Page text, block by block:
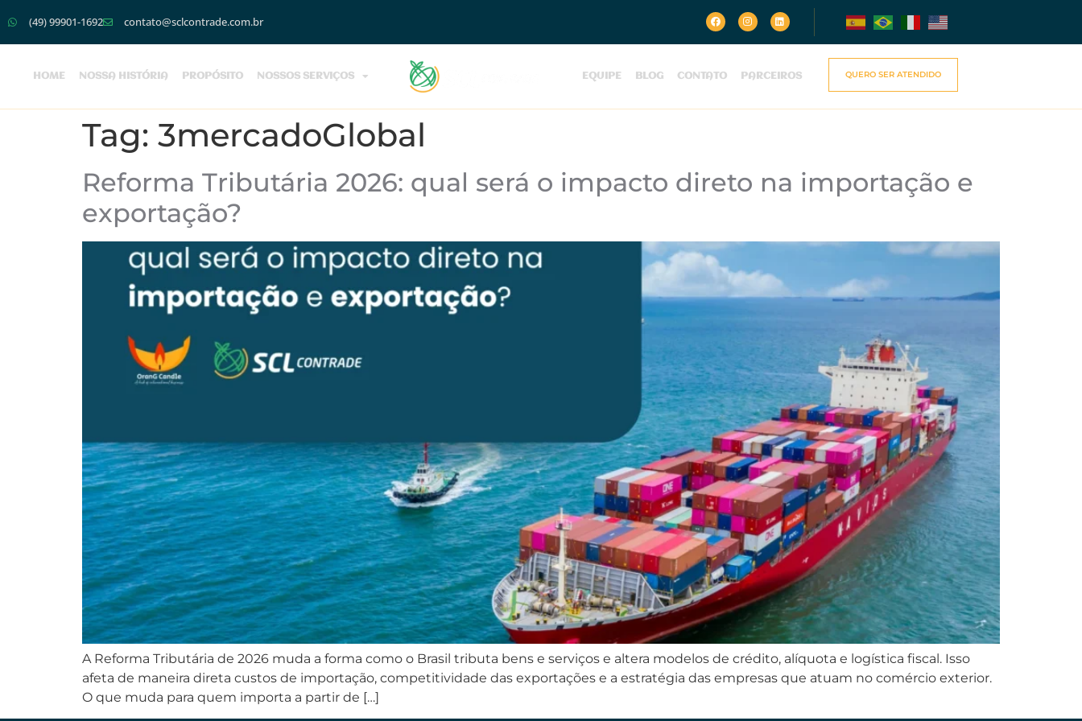
(49) 99901-1692 contato@sclcontrade.com.br
HOME NOSSA HISTÓRIA PROPÓSITO NOSSOS SERVIÇOS EQUIPE BLOG CONTATO PARCEIROS QUERO SER ATENDIDO
Tag: 3mercadoGlobal
Reforma Tributária 2026: qual será o impacto direto na importação e
exportação?
A Reforma Tributária de 2026 muda a forma como o Brasil tributa bens e serviços e altera modelos de crédito, alíquota e logística fiscal. Isso
afeta de maneira direta custos de importação, competitividade das exportações e a estratégia das empresas que atuam no comércio exterior.
O que muda para quem importa a partir de […]